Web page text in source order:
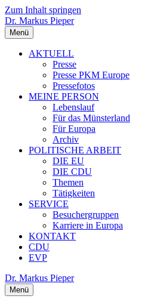
Zum Inhalt springen
Dr. Markus Pieper
Menü
AKTUELL
Presse
Presse PKM Europe
Pressefotos
MEINE PERSON
Lebenslauf
Für das Münsterland
Für Europa
Archiv
POLITISCHE ARBEIT
DIE EU
DIE CDU
Themen
Tätigkeiten
SERVICE
Besuchergruppen
Karriere in Europa
KONTAKT
CDU
EVP
Dr. Markus Pieper
Menü